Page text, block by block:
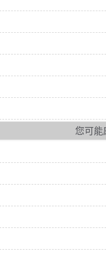
您可能